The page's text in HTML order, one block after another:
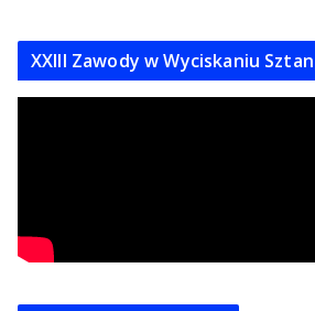
XXIII Zawody w Wyciskaniu